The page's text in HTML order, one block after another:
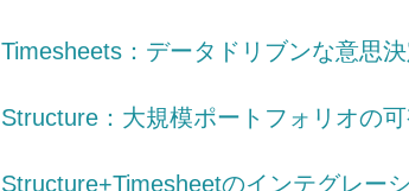
Timesheets：データドリブンな意思
Structure：大規模ポートフォリオの
Structure+Timesheetのインテグレー